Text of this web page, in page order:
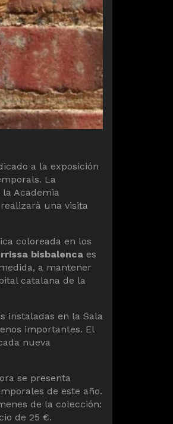
a la exposición
La
Academia
realizarà una visita
coloreada en los
bisbalenca es
a mantener
catalana de la
instaladas en la Sala
importantes. El
nueva
se presenta
de este año.
de la colección:
de 25 €.